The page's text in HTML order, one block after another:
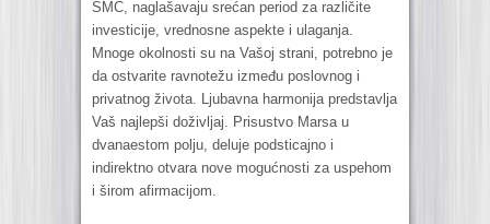
SMČ, naglašavaju srećan period za različite
investicije, vrednosne aspekte i ulaganja.
Mnoge okolnosti su na Vašoj strani, potrebno je
da ostvarite ravnotežu između poslovnog i
privatnog života. Ljubavna harmonija predstavlja
Vaš najlepši doživljaj. Prisustvo Marsa u
dvanaestom polju, deluje podsticajno i
indirektno otvara nove mogućnosti za uspehom
i širom afirmacijom.